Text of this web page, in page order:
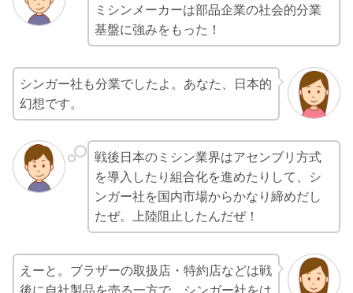
ミシンメーカーは部品企業の社会的分業
基盤に強みをもった！
シンガー社も分業でしたよ。あなた、日本的
幻想です。
戦後日本のミシン業界はアセンブリ方式
を導入したり組合化を進めたりして、シ
ンガー社を国内市場からかなり締めだし
たぜ。上陸阻止したんだぜ！
えーと。ブラザーの取扱店・特約店などは戦
後に自社製品を売る一方で、シンガー社をは